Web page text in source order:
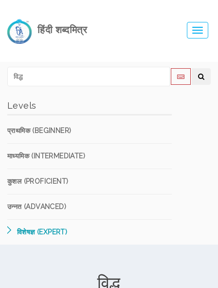
हिंदी शब्दमित्र
Levels
प्राथमिक (BEGINNER)
माध्यमिक (INTERMEDIATE)
कुशल (PROFICIENT)
उन्नत (ADVANCED)
विशेषज्ञ (EXPERT)
विद्ध